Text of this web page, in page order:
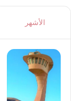
الأشهر